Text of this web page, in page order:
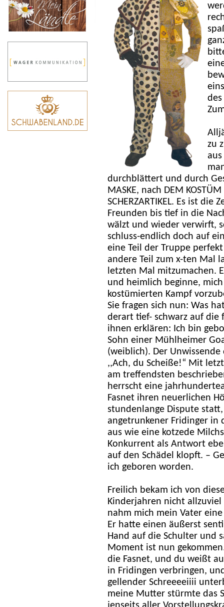
zu
durchblättert und durch
MASKE, nach DEM
SCHERZARTIKEL. Es ist
Freunden bis tief in die
wälzt und wieder verwirft,
schluss-endlich doch auf
eine Teil der Truppe
andere Teil zum x-ten Mal
letzten Mal mitzumachen.
und heimlich beginne,
kostümierten Kampf
Sie fragen sich nun: Was
derart tief- schwarz auf die
ihnen erklären: Ich bin
Sohn einer Mühlheimer
(weiblich). Der
,,Ach, du Scheiße!“ Mit
am treffendsten
herrscht eine
Fasnet ihren neuerlichen
stundenlange Dispute
angetrunkener Fridinger in
aus wie eine kotzede
Konkurrent als Antwort
auf den Schädel klopft. –
ich geboren worden.
Freilich bekam ich von
Kinderjahren nicht
nahm mich mein Vater
Er hatte einen äußerst
Hand auf die Schulter und
Moment ist nun
die Fasnet, und du weißt
in Fridingen verbringen,
gellender Schreeeeiiii
meine Mutter stürmte das